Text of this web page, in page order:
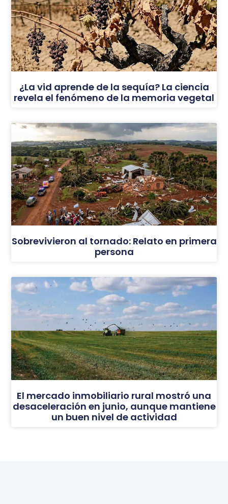
¿La vid aprende de la sequía? La ciencia
revela el fenómeno de la memoria vegetal
Sobrevivieron al tornado: Relato en primera
persona
El mercado inmobiliario rural mostró una
desaceleración en junio, aunque mantiene
un buen nivel de actividad